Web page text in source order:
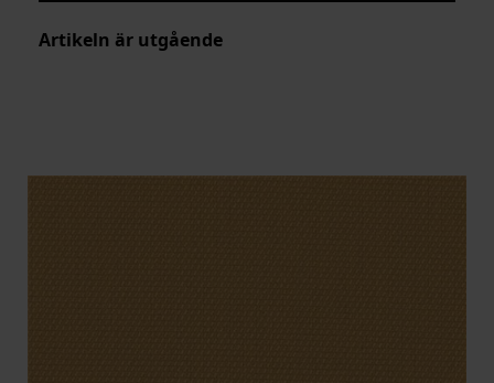
Artikeln är utgående